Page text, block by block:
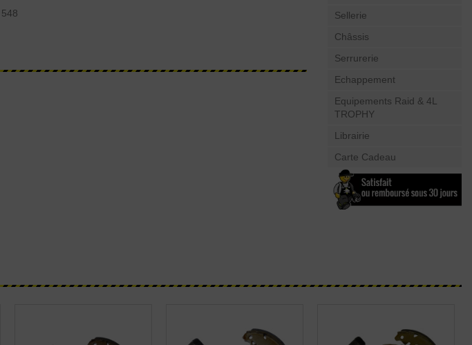
Sellerie
Châssis
Serrurerie
Echappement
Equipements Raid & 4L
TROPHY
Librairie
Carte Cadeau